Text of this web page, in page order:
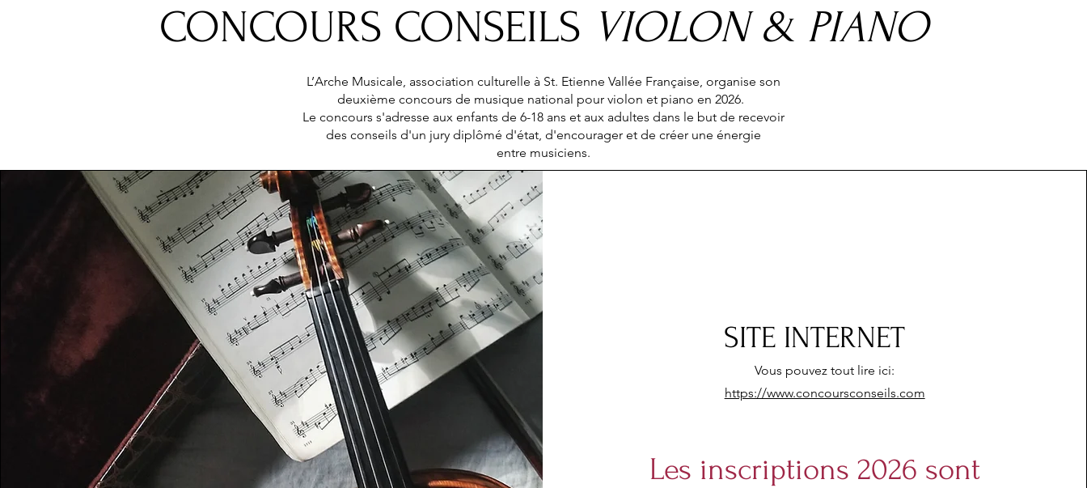
CONCOURS CONSEILS VIOLON & PIANO
L’Arche Musicale, association culturelle à St. Etienne Vallée Française, organise son
deuxième concours de musique national pour violon et piano en 2026.
Le concours s'adresse aux enfants de 6-18 ans et aux adultes dans le but de recevoir
des conseils d'un jury diplômé d'état, d'encourager et de créer une énergie
entre musiciens.
SITE INTERNET
Vous pouvez tout lire ici:
https://www.concoursconseils.com
Les inscriptions 2026 sont